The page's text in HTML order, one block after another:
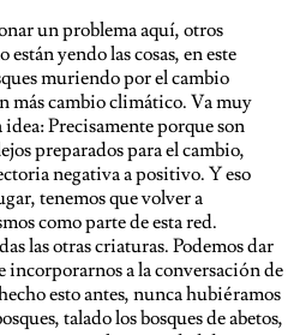
un problema aquí, otros
yendo las cosas, en este
muriendo por el cambio
más cambio climático. Va muy
Precisamente porque son
preparados para el cambio,
negativa a positivo. Y eso
tenemos que volver a
como parte de esta red.
las otras criaturas. Podemos dar
incorporarnos a la conversación de
esto antes, nunca hubiéramos
talado los bosques de abetos,